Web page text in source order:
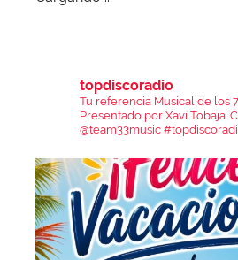
topdiscoradio
Tu referencia Musical de los
Presentado por Xavi Tobaja.
@team33music